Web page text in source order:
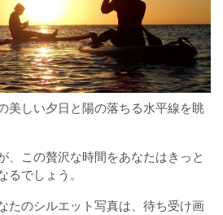
美しい夕日と陽の落ちる水平線を眺
、この贅沢な時間をあなたはきっと
るでしょう。
たのシルエット写真は、待ち受け画